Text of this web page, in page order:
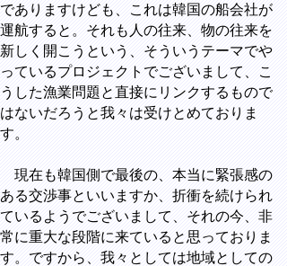
でありますけども、これは韓国の船会社が
運航すると。それも人の往来、物の往来を
新しく開こうという、そういうテーマでや
っているプロジェクトでございまして、こ
うした漁業問題と直接にリンクするもので
はないだろうと我々は受けとめておりま
す。
現在も韓国側で最後の、本当に緊張感の
ある交渉事といいますか、折衝を続けられ
ているようでございまして、それの今、非
常に重大な段階に来ていると思っておりま
す。ですから、我々としては地域としての